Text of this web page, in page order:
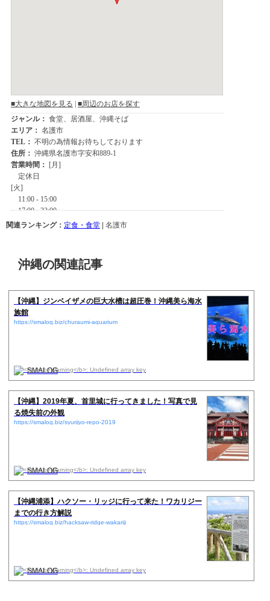
関連ランキング： 定食・食堂 | 名護市
沖縄の関連記事
【沖縄】ジンベイザメの巨大水槽は超圧巻！沖縄美ら海水
族館
https://smalog.biz/churaumi-aquarium
SMALOG
【沖縄】2019年夏、首里城に行ってきました！写真で見
る焼失前の外観
https://smalog.biz/syurijyo-repo-2019
SMALOG
【沖縄浦添】ハクソー・リッジに行って来た！ワカリジー
までの行き方解説
https://smalog.biz/hacksaw-ridge-wakariji
SMALOG